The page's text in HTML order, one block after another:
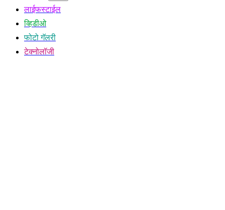
लाईफस्टाईल
व्हिडीओ
फोटो गॅलरी
टेक्नोलॉजी